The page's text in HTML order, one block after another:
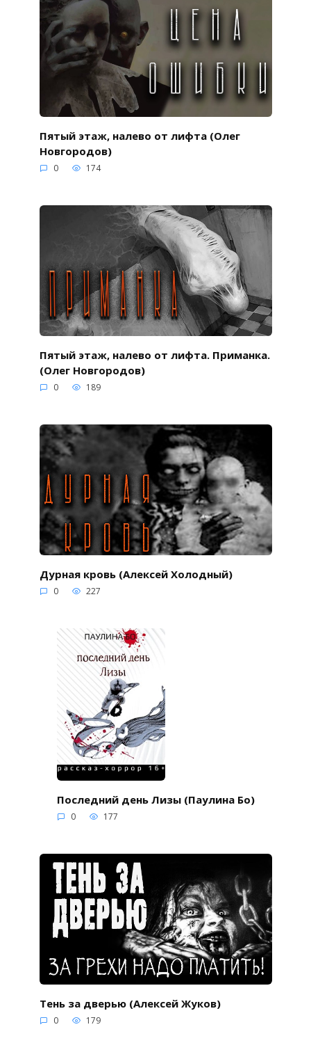
Пятый этаж, налево от лифта (Олег
Новгородов)
0 174
Пятый этаж, налево от лифта. Приманка.
(Олег Новгородов)
0 189
Дурная кровь (Алексей Холодный)
0 227
Последний день Лизы (Паулина Бо)
0 177
Тень за дверью (Алексей Жуков)
0 179